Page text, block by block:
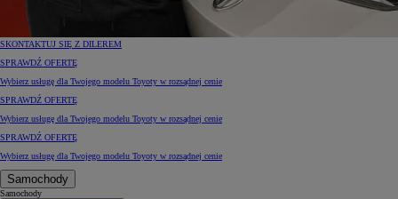
SKONTAKTUJ SIĘ Z DILEREM
SPRAWDŹ OFERTĘ
Wybierz usługę dla Twojego modelu Toyoty w rozsądnej cenie
SPRAWDŹ OFERTĘ
Wybierz usługę dla Twojego modelu Toyoty w rozsądnej cenie
SPRAWDŹ OFERTĘ
Wybierz usługę dla Twojego modelu Toyoty w rozsądnej cenie
Samochody
Samochody